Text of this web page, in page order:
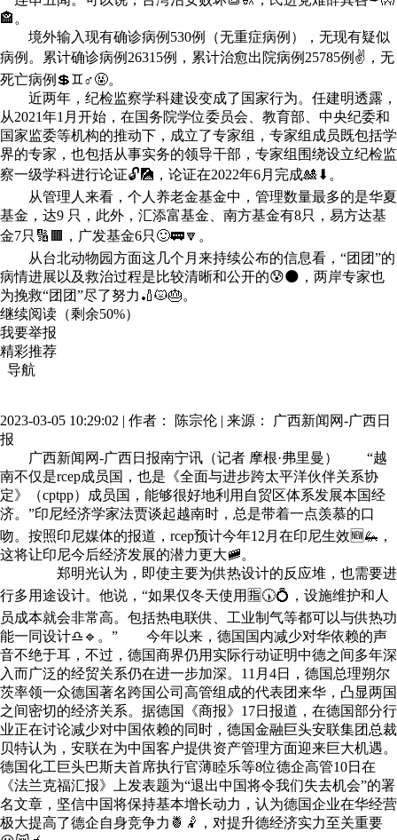
🏤。
境外输入现有确诊病例530例（无重症病例），无现有疑似
病例。累计确诊病例26315例，累计治愈出院病例25785例✌，无
死亡病例💲♊♂🤬。
近两年，纪检监察学科建设变成了国家行为。任建明透露，
从2021年1月开始，在国务院学位委员会、教育部、中央纪委和
国家监委等机构的推动下，成立了专家组，专家组成员既包括学
界的专家，也包括从事实务的领导干部，专家组围绕设立纪检监
察一级学科进行论证🔓🎑，论证在2022年6月完成🎎⬇。
从管理人来看，个人养老金基金中，管理数量最多的是华夏
基金，达9 只，此外，汇添富基金、南方基金有8只，易方达基
金7只🔢🟫，广发基金6只🙂🚃🔽。
从台北动物园方面这几个月来持续公布的信息看，“团团”的
病情进展以及救治过程是比较清晰和公开的😰🌑，两岸专家也
为挽救“团团”尽了努力🏏😾🎂。
继续阅读（剩余50%）
我要举报
精彩推荐
导航
2023-03-05 10:29:02 | 作者： 陈宗伦 | 来源： 广西新闻网-广西日
报
广西新闻网-广西日报南宁讯（记者 摩根·弗里曼） “越
南不仅是rcep成员国，也是《全面与进步跨太平洋伙伴关系协
定》（cptpp）成员国，能够很好地利用自贸区体系发展本国经
济。”印尼经济学家法贾谈起越南时，总是带着一点羡慕的口
吻。按照印尼媒体的报道，rcep预计今年12月在印尼生效🆕🦗，
这将让印尼今后经济发展的潜力更大🚞。
郑明光认为，即使主要为供热设计的反应堆，也需要进
行多用途设计。他说，“如果仅冬天使用🈯🕠💍，设施维护和人
员成本就会非常高。包括热电联供、工业制气等都可以与供热功
能一同设计♎🔹。” 今年以来，德国国内减少对华依赖的声
音不绝于耳，不过，德国商界仍用实际行动证明中德之间多年深
入而广泛的经贸关系仍在进一步加深。11月4日，德国总理朔尔
茨率领一众德国著名跨国公司高管组成的代表团来华，凸显两国
之间密切的经济关系。据德国《商报》17日报道，在德国部分行
业正在讨论减少对中国依赖的同时，德国金融巨头安联集团总裁
贝特认为，安联在为中国客户提供资产管理方面迎来巨大机遇。
德国化工巨头巴斯夫首席执行官薄睦乐等8位德企高管10日在
《法兰克福汇报》上发表题为“退出中国将令我们失去机会”的署
名文章，坚信中国将保持基本增长动力，认为德国企业在华经营
极大提高了德企自身竞争力🍍🤾，对提升德经济实力至关重要